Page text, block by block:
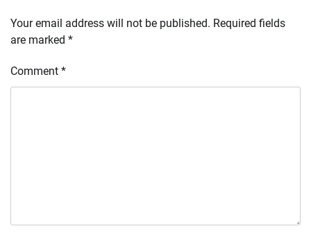
Your email address will not be published. Required fields
are marked *
Comment *